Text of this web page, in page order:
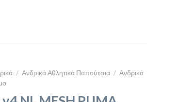
/ Ανδρικά Αθλητικά Παπούτσια / Ανδρικά